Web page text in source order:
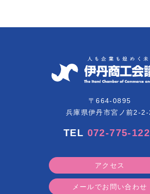
〒664-0895
兵庫県伊丹市宮ノ前2-2-
TEL 072-775-
アクセス
メールでお問い合わせ